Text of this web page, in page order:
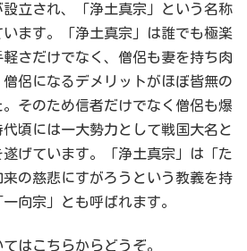
立され、「浄土真宗」という名称
ます。「浄土真宗」は誰でも極楽
さだけでなく、僧侶も妻を持ち肉
僧侶になるデメリットがほぼ皆無の
そのため信者だけでなく僧侶も爆
頃には一大勢力として戦国大名と
げています。「浄土真宗」は「た
の慈悲にすがろうという教義を持
向宗」とも呼ばれます。
はこちらからどうぞ。